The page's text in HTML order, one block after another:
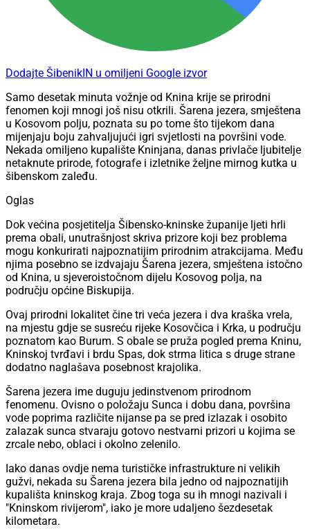
Dodajte ŠibenikIN u omiljeni Google izvor
Samo desetak minuta vožnje od Knina krije se prirodni
fenomen koji mnogi još nisu otkrili. Šarena jezera, smještena
u Kosovom polju, poznata su po tome što tijekom dana
mijenjaju boju zahvaljujući igri svjetlosti na površini vode.
Nekada omiljeno kupalište Kninjana, danas privlače ljubitelje
netaknute prirode, fotografe i izletnike željne mirnog kutka u
šibenskom zaleđu.
Oglas
Dok većina posjetitelja Šibensko-kninske županije ljeti hrli
prema obali, unutrašnjost skriva prizore koji bez problema
mogu konkurirati najpoznatijim prirodnim atrakcijama. Među
njima posebno se izdvajaju Šarena jezera, smještena istočno
od Knina, u sjeveroistočnom dijelu Kosovog polja, na
području općine Biskupija.
Ovaj prirodni lokalitet čine tri veća jezera i dva kraška vrela,
na mjestu gdje se susreću rijeke Kosovčica i Krka, u području
poznatom kao Burum. S obale se pruža pogled prema Kninu,
Kninskoj tvrđavi i brdu Spas, dok strma litica s druge strane
dodatno naglašava posebnost krajolika.
Šarena jezera ime duguju jedinstvenom prirodnom
fenomenu. Ovisno o položaju Sunca i dobu dana, površina
vode poprima različite nijanse pa se pred izlazak i osobito
zalazak sunca stvaraju gotovo nestvarni prizori u kojima se
zrcale nebo, oblaci i okolno zelenilo.
Iako danas ovdje nema turističke infrastrukture ni velikih
gužvi, nekada su Šarena jezera bila jedno od najpoznatijih
kupališta kninskog kraja. Zbog toga su ih mnogi nazivali i
"Kninskom rivijerom", iako je more udaljeno šezdesetak
kilometara.